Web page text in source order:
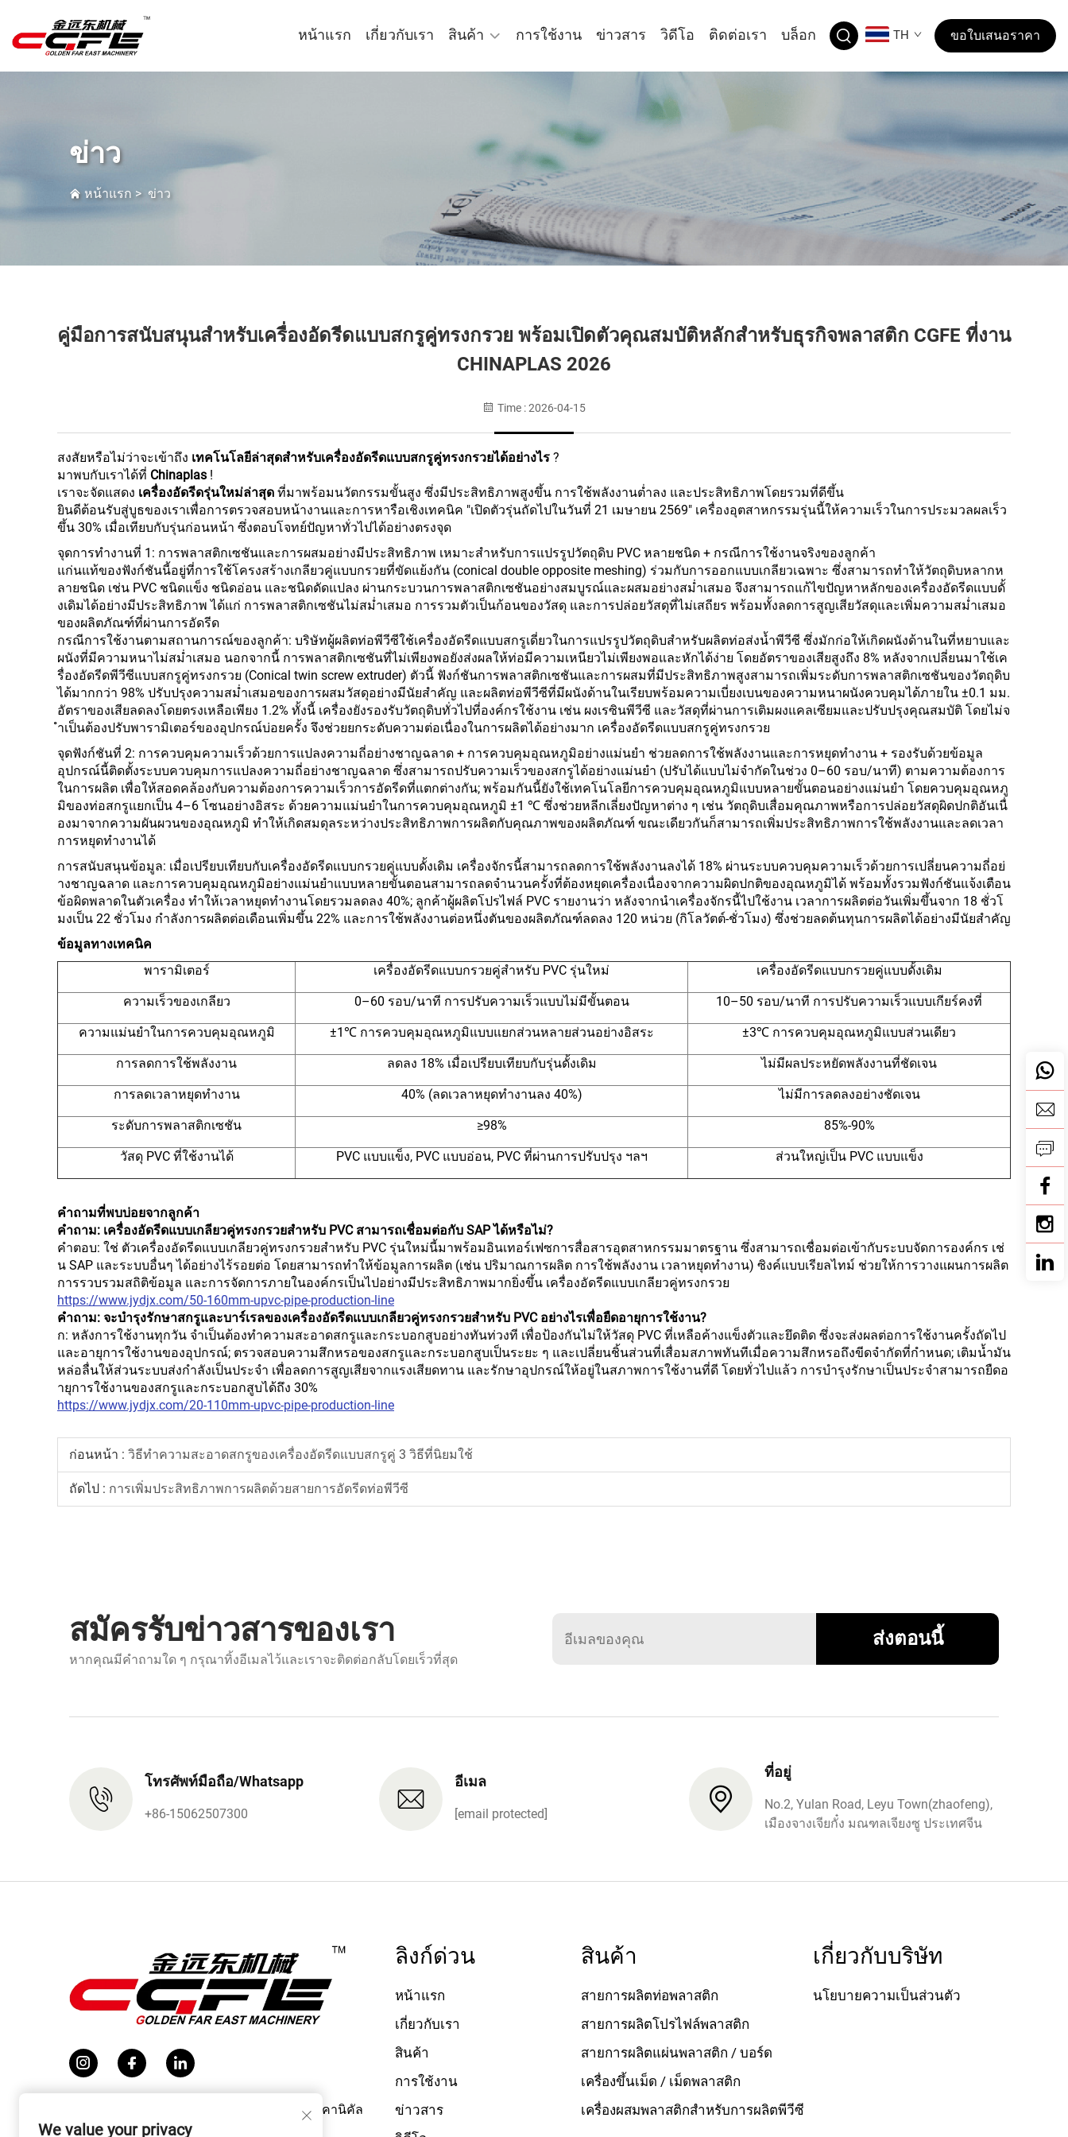
หน้าแรก เกี่ยวกับเรา สินค้า การใช้งาน ข่าวสาร วิดีโอ ติดต่อเรา บล็อก TH ขอใบเสนอราคา
ข่าว
หน้าแรก > ข่าว
คู่มือการสนับสนุนสำหรับเครื่องอัดรีดแบบสกรูคู่ทรงกรวย พร้อมเปิดตัวคุณสมบัติหลักสำหรับธุรกิจพลาสติก CGFE ที่งาน
CHINAPLAS 2026
Time : 2026-04-15
สงสัยหรือไม่ว่าจะเข้าถึง เทคโนโลยีล่าสุดสำหรับเครื่องอัดรีดแบบสกรูคู่ทรงกรวยได้อย่างไร ?
มาพบกับเราได้ที่ Chinaplas !
เราจะจัดแสดง เครื่องอัดรีดรุ่นใหม่ล่าสุด ที่มาพร้อมนวัตกรรมขั้นสูง ซึ่งมีประสิทธิภาพสูงขึ้น การใช้พลังงานต่ำลง และประสิทธิภาพโดยรวมที่ดีขึ้น
ยินดีต้อนรับสู่บูธของเราเพื่อการตรวจสอบหน้างานและการหารือเชิงเทคนิค "เปิดตัวรุ่นถัดไปในวันที่ 21 เมษายน 2569" เครื่องอุตสาหกรรมรุ่นนี้ให้ความเร็วในการประมวลผลเร็ว
ขึ้น 30% เมื่อเทียบกับรุ่นก่อนหน้า ซึ่งตอบโจทย์ปัญหาทั่วไปได้อย่างตรงจุด
จุดการทำงานที่ 1: การพลาสติกเซชันและการผสมอย่างมีประสิทธิภาพ เหมาะสำหรับการแปรรูปวัตถุดิบ PVC หลายชนิด + กรณีการใช้งานจริงของลูกค้า
แก่นแท้ของฟังก์ชันนี้อยู่ที่การใช้โครงสร้างเกลียวคู่แบบกรวยที่ขัดแย้งกัน (conical double opposite meshing) ร่วมกับการออกแบบเกลียวเฉพาะ ซึ่งสามารถทำให้วัตถุดิบหลากห
ลายชนิด เช่น PVC ชนิดแข็ง ชนิดอ่อน และชนิดดัดแปลง ผ่านกระบวนการพลาสติกเซชันอย่างสมบูรณ์และผสมอย่างสม่ำเสมอ จึงสามารถแก้ไขปัญหาหลักของเครื่องอัดรีดแบบดั้
งเดิมได้อย่างมีประสิทธิภาพ ได้แก่ การพลาสติกเซชันไม่สม่ำเสมอ การรวมตัวเป็นก้อนของวัสดุ และการปล่อยวัสดุที่ไม่เสถียร พร้อมทั้งลดการสูญเสียวัสดุและเพิ่มความสม่ำเสมอ
ของผลิตภัณฑ์ที่ผ่านการอัดรีด
กรณีการใช้งานตามสถานการณ์ของลูกค้า: บริษัทผู้ผลิตท่อพีวีซีใช้เครื่องอัดรีดแบบสกรูเดี่ยวในการแปรรูปวัตถุดิบสำหรับผลิตท่อส่งน้ำพีวีซี ซึ่งมักก่อให้เกิดผนังด้านในที่หยาบและ
ผนังที่มีความหนาไม่สม่ำเสมอ นอกจากนี้ การพลาสติกเซชันที่ไม่เพียงพอยังส่งผลให้ท่อมีความเหนียวไม่เพียงพอและหักได้ง่าย โดยอัตราของเสียสูงถึง 8% หลังจากเปลี่ยนมาใช้เค
รื่องอัดรีดพีวีซีแบบสกรูคู่ทรงกรวย (Conical twin screw extruder) ตัวนี้ ฟังก์ชันการพลาสติกเซชันและการผสมที่มีประสิทธิภาพสูงสามารถเพิ่มระดับการพลาสติกเซชันของวัตถุดิบ
ได้มากกว่า 98% ปรับปรุงความสม่ำเสมอของการผสมวัสดุอย่างมีนัยสำคัญ และผลิตท่อพีวีซีที่มีผนังด้านในเรียบพร้อมความเบี่ยงเบนของความหนาผนังควบคุมได้ภายใน ±0.1 มม.
อัตราของเสียลดลงโดยตรงเหลือเพียง 1.2% ทั้งนี้ เครื่องยังรองรับวัตถุดิบทั่วไปที่องค์กรใช้งาน เช่น ผงเรซินพีวีซี และวัสดุที่ผ่านการเติมผงแคลเซียมและปรับปรุงคุณสมบัติ โดยไม่จ
ำเป็นต้องปรับพารามิเตอร์ของอุปกรณ์บ่อยครั้ง จึงช่วยยกระดับความต่อเนื่องในการผลิตได้อย่างมาก เครื่องอัดรีดแบบสกรูคู่ทรงกรวย
จุดฟังก์ชันที่ 2: การควบคุมความเร็วด้วยการแปลงความถี่อย่างชาญฉลาด + การควบคุมอุณหภูมิอย่างแม่นยำ ช่วยลดการใช้พลังงานและการหยุดทำงาน + รองรับด้วยข้อมูล
อุปกรณ์นี้ติดตั้งระบบควบคุมการแปลงความถี่อย่างชาญฉลาด ซึ่งสามารถปรับความเร็วของสกรูได้อย่างแม่นยำ (ปรับได้แบบไม่จำกัดในช่วง 0–60 รอบ/นาที) ตามความต้องการ
ในการผลิต เพื่อให้สอดคล้องกับความต้องการความเร็วการอัดรีดที่แตกต่างกัน; พร้อมกันนี้ยังใช้เทคโนโลยีการควบคุมอุณหภูมิแบบหลายขั้นตอนอย่างแม่นยำ โดยควบคุมอุณหภู
มิของท่อสกรูแยกเป็น 4–6 โซนอย่างอิสระ ด้วยความแม่นยำในการควบคุมอุณหภูมิ ±1 ℃ ซึ่งช่วยหลีกเลี่ยงปัญหาต่าง ๆ เช่น วัตถุดิบเสื่อมคุณภาพหรือการปล่อยวัสดุผิดปกติอันเนื่
องมาจากความผันผวนของอุณหภูมิ ทำให้เกิดสมดุลระหว่างประสิทธิภาพการผลิตกับคุณภาพของผลิตภัณฑ์ ขณะเดียวกันก็สามารถเพิ่มประสิทธิภาพการใช้พลังงานและลดเวลา
การหยุดทำงานได้
การสนับสนุนข้อมูล: เมื่อเปรียบเทียบกับเครื่องอัดรีดแบบกรวยคู่แบบดั้งเดิม เครื่องจักรนี้สามารถลดการใช้พลังงานลงได้ 18% ผ่านระบบควบคุมความเร็วด้วยการเปลี่ยนความถี่อย่
างชาญฉลาด และการควบคุมอุณหภูมิอย่างแม่นยำแบบหลายขั้นตอนสามารถลดจำนวนครั้งที่ต้องหยุดเครื่องเนื่องจากความผิดปกติของอุณหภูมิได้ พร้อมทั้งรวมฟังก์ชันแจ้งเตือน
ข้อผิดพลาดในตัวเครื่อง ทำให้เวลาหยุดทำงานโดยรวมลดลง 40%; ลูกค้าผู้ผลิตโปรไฟล์ PVC รายงานว่า หลังจากนำเครื่องจักรนี้ไปใช้งาน เวลาการผลิตต่อวันเพิ่มขึ้นจาก 18 ชั่วโ
มงเป็น 22 ชั่วโมง กำลังการผลิตต่อเดือนเพิ่มขึ้น 22% และการใช้พลังงานต่อหนึ่งตันของผลิตภัณฑ์ลดลง 120 หน่วย (กิโลวัตต์-ชั่วโมง) ซึ่งช่วยลดต้นทุนการผลิตได้อย่างมีนัยสำคัญ
ข้อมูลทางเทคนิค
พารามิเตอร์
เครื่องอัดรีดแบบกรวยคู่สำหรับ PVC รุ่นใหม่ เครื่องอัดรีดแบบกรวยคู่แบบดั้งเดิม
ความเร็วของเกลียว 0–60 รอบ/นาที การปรับความเร็วแบบไม่มีขั้นตอน 10–50 รอบ/นาที การปรับความเร็วแบบเกียร์คงที่
ความแม่นยำในการควบคุมอุณหภูมิ ±1℃ การควบคุมอุณหภูมิแบบแยกส่วนหลายส่วนอย่างอิสระ ±3℃ การควบคุมอุณหภูมิแบบส่วนเดียว
การลดการใช้พลังงาน ลดลง 18% เมื่อเปรียบเทียบกับรุ่นดั้งเดิม ไม่มีผลประหยัดพลังงานที่ชัดเจน
การลดเวลาหยุดทำงาน 40% (ลดเวลาหยุดทำงานลง 40%) ไม่มีการลดลงอย่างชัดเจน
ระดับการพลาสติกเซชัน ≥98% 85%-90%
วัสดุ PVC ที่ใช้งานได้ PVC แบบแข็ง, PVC แบบอ่อน, PVC ที่ผ่านการปรับปรุง ฯลฯ ส่วนใหญ่เป็น PVC แบบแข็ง
คำถามที่พบบ่อยจากลูกค้า
คำถาม: เครื่องอัดรีดแบบเกลียวคู่ทรงกรวยสำหรับ PVC สามารถเชื่อมต่อกับ SAP ได้หรือไม่?
คำตอบ: ใช่ ตัวเครื่องอัดรีดแบบเกลียวคู่ทรงกรวยสำหรับ PVC รุ่นใหม่นี้มาพร้อมอินเทอร์เฟซการสื่อสารอุตสาหกรรมมาตรฐาน ซึ่งสามารถเชื่อมต่อเข้ากับระบบจัดการองค์กร เช่
น SAP และระบบอื่นๆ ได้อย่างไร้รอยต่อ โดยสามารถทำให้ข้อมูลการผลิต (เช่น ปริมาณการผลิต การใช้พลังงาน เวลาหยุดทำงาน) ซิงค์แบบเรียลไทม์ ช่วยให้การวางแผนการผลิต
การรวบรวมสถิติข้อมูล และการจัดการภายในองค์กรเป็นไปอย่างมีประสิทธิภาพมากยิ่งขึ้น เครื่องอัดรีดแบบเกลียวคู่ทรงกรวย
https://www.jydjx.com/50-160mm-upvc-pipe-production-line
คำถาม: จะบำรุงรักษาสกรูและบาร์เรลของเครื่องอัดรีดแบบเกลียวคู่ทรงกรวยสำหรับ PVC อย่างไรเพื่อยืดอายุการใช้งาน?
ก: หลังการใช้งานทุกวัน จำเป็นต้องทำความสะอาดสกรูและกระบอกสูบอย่างทันท่วงที เพื่อป้องกันไม่ให้วัสดุ PVC ที่เหลือค้างแข็งตัวและยึดติด ซึ่งจะส่งผลต่อการใช้งานครั้งถัดไป
และอายุการใช้งานของอุปกรณ์; ตรวจสอบความสึกหรอของสกรูและกระบอกสูบเป็นระยะ ๆ และเปลี่ยนชิ้นส่วนที่เสื่อมสภาพทันทีเมื่อความสึกหรอถึงขีดจำกัดที่กำหนด; เติมน้ำมัน
หล่อลื่นให้ส่วนระบบส่งกำลังเป็นประจำ เพื่อลดการสูญเสียจากแรงเสียดทาน และรักษาอุปกรณ์ให้อยู่ในสภาพการใช้งานที่ดี โดยทั่วไปแล้ว การบำรุงรักษาเป็นประจำสามารถยืดอ
ายุการใช้งานของสกรูและกระบอกสูบได้ถึง 30%
https://www.jydjx.com/20-110mm-upvc-pipe-production-line
ก่อนหน้า : วิธีทำความสะอาดสกรูของเครื่องอัดรีดแบบสกรูคู่ 3 วิธีที่นิยมใช้
ถัดไป : การเพิ่มประสิทธิภาพการผลิตด้วยสายการอัดรีดท่อพีวีซี
สมัครรับข่าวสารของเรา
หากคุณมีคำถามใด ๆ กรุณาทิ้งอีเมลไว้และเราจะติดต่อกลับโดยเร็วที่สุด
ส่งตอนนี้
โทรศัพท์มือถือ/Whatsapp
+86-15062507300
อีเมล
[email protected]
ที่อยู่
No.2, Yulan Road, Leyu Town(zhaofeng),
เมืองจางเจียกั๋ง มณฑลเจียงซู ประเทศจีน
ลิขสิทธิ์ © 2026 จางเจียกั่ง เกล็นน์ ฟาร์ อีสต์ เมคานิคัล
จำกัด สงวนสิทธิ์ทั้งหมด
ลิงก์ด่วน
หน้าแรก
เกี่ยวกับเรา
สินค้า
การใช้งาน
ข่าวสาร
สินค้า
สายการผลิตท่อพลาสติก
สายการผลิตโปรไฟล์พลาสติก
สายการผลิตแผ่นพลาสติก / บอร์ด
เครื่องขึ้นเม็ด / เม็ดพลาสติก
เครื่องผสมพลาสติกสำหรับการผลิตพีวีซี
เกี่ยวกับบริษัท
นโยบายความเป็นส่วนตัว
We value your privacy